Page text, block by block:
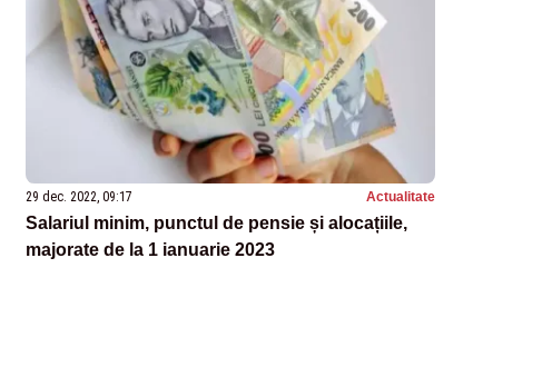
29 dec. 2022, 09:17 Actualitate
Salariul minim, punctul de pensie și alocațiile,
majorate de la 1 ianuarie 2023